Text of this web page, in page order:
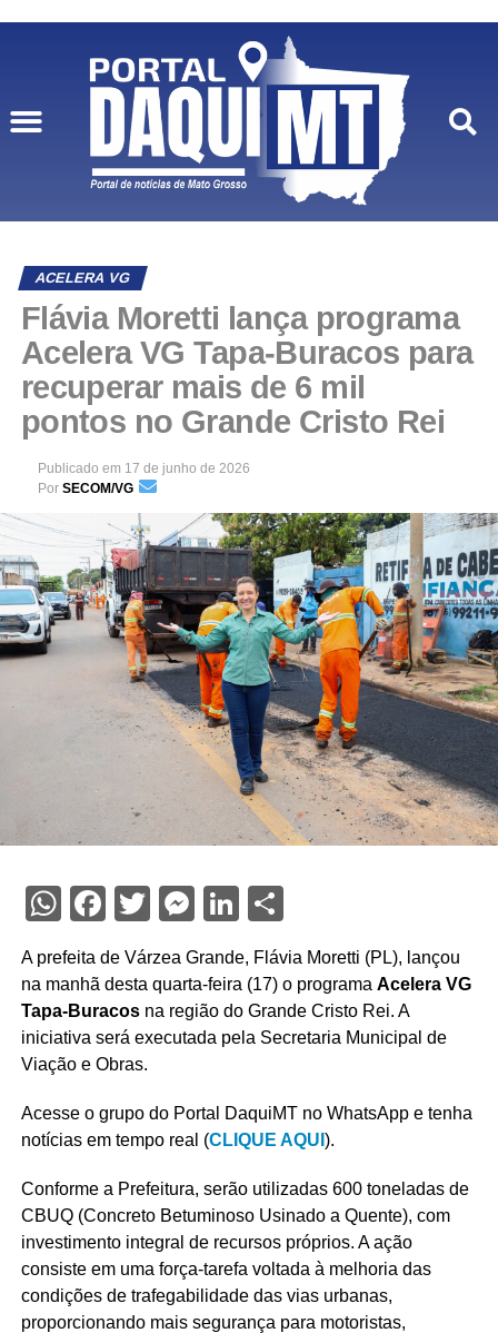
ACELERA VG
Flávia Moretti lança programa
Acelera VG Tapa-Buracos para
recuperar mais de 6 mil
pontos no Grande Cristo Rei
Publicado em 17 de junho de 2026
Por SECOM/VG
WhatsApp
Facebook
Twitter
Messenger
LinkedIn
Share
A prefeita de Várzea Grande, Flávia Moretti (PL), lançou
na manhã desta quarta-feira (17) o programa Acelera VG
Tapa-Buracosna região do Grande Cristo Rei. A
iniciativa será executada pela Secretaria Municipal de
Viação e Obras.
Acesse o grupo do Portal DaquiMT no WhatsApp e tenha
notícias em tempo real (CLIQUE AQUI ).
Conforme a Prefeitura, serão utilizadas 600 toneladas de
CBUQ (Concreto Betuminoso Usinado a Quente), com
investimento integral de recursos próprios. A ação
consiste em uma força-tarefa voltada à melhoria das
condições de trafegabilidade das vias urbanas,
proporcionando mais segurança para motoristas,